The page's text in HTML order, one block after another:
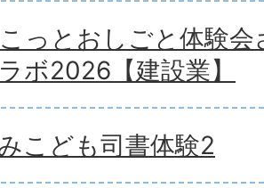
っとおしごと体験
ボ2026【建設業】
こども司書体験2